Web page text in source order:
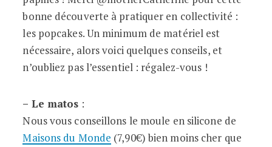
bonne découverte à pratiquer en collectivité :
les popcakes. Un minimum de matériel est
nécessaire, alors voici quelques conseils, et
n’oubliez pas l’essentiel : régalez-vous !
– Le matos :
Nous vous conseillons le moule en silicone de
Maisons du Monde (7,90€) bien moins cher que